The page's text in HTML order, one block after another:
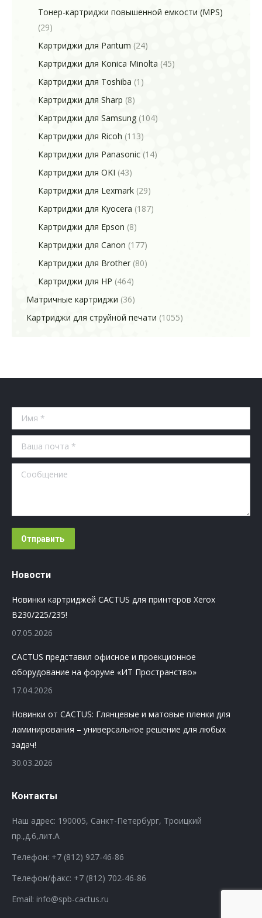
Тонер-картриджи повышенной емкости (MPS)
(29)
Картриджи для Pantum (24)
Картриджи для Konica Minolta (45)
Картриджи для Toshiba (1)
Картриджи для Sharp (8)
Картриджи для Samsung (104)
Картриджи для Ricoh (113)
Картриджи для Panasonic (14)
Картриджи для OKI (43)
Картриджи для Lexmark (29)
Картриджи для Kyocera (187)
Картриджи для Epson (8)
Картриджи для Canon (177)
Картриджи для Brother (80)
Картриджи для HP (464)
Матричные картриджи (36)
Картриджи для струйной печати (1055)
Имя *
Ваша почта *
Сообщение
Отправить
Новости
Новинки картриджей CACTUS для принтеров Xerox
B230/225/235!
07.05.2026
CACTUS представил офисное и проекционное
оборудование на форуме «ИТ Пространство»
17.04.2026
Новинки от CACTUS: Глянцевые и матовые пленки для
ламинирования – универсальное решение для любых
задач!
30.03.2026
Контакты
Наш адрес: 190005, Санкт-Петербург, Троицкий
пр.,д.6,лит.А
Телефон: +7 (812) 927-46-86
Телефон/факс: +7 (812) 702-46-86
Email: info@spb-cactus.ru